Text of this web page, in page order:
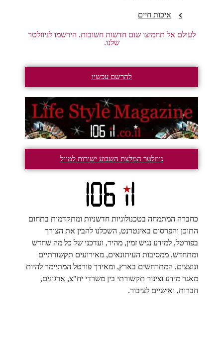
איכות חיים
לעולם אל תחמיצו שום חדשות חשובות. הירשמו לניוזלטר
שלנו.
להרשם עכשיו
ניוזלטר המלצת השבוע ישירות למייל
כחברה המתמחה בטכנולוגיות חדשניות ומתקדמות בתחום
התוכן והפרסום באינטרנט, השכלנו להבין את הצורך
בפורטל, למידע נגיש זמין, מהיר, ועדכני של כל מה שחדש
ומתחדש, ממסיבות העיתונאים, מאירועים תקשורתיים
ונוצצים, המתרחשים בארץ, ומאידך פורטל המתיימר להיות
מאגר מידע וצינור תקשורתי בין משרדי יח"צ, ארגונים,
חברות, ואישיים לציבור.